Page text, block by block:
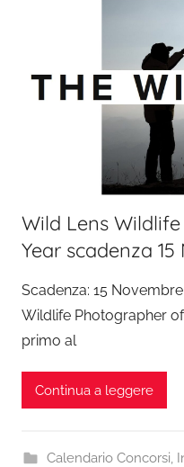
Wild Lens
Year scadenza
Scadenza: 15
Wildlife Photographer
primo al
Continua a leggere
Calendario Concorsi,